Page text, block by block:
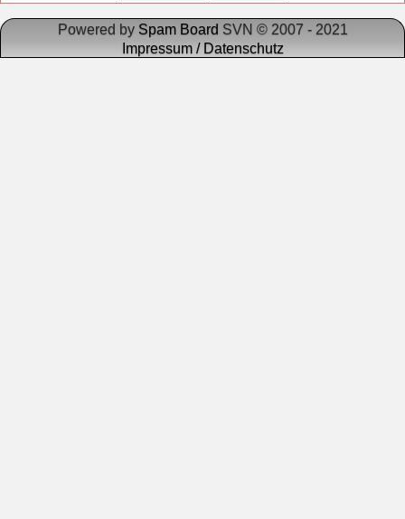
Powered by Spam Board SVN © 2007 - 2021
Impressum / Datenschutz